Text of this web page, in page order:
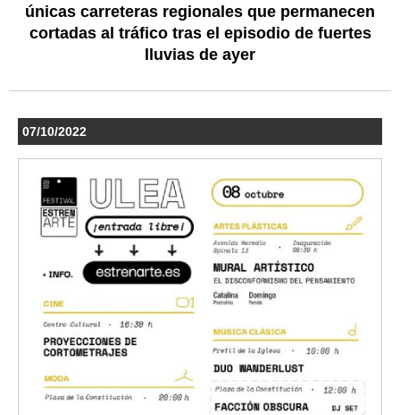
únicas carreteras regionales que permanecen
cortadas al tráfico tras el episodio de fuertes
lluvias de ayer
07/10/2022